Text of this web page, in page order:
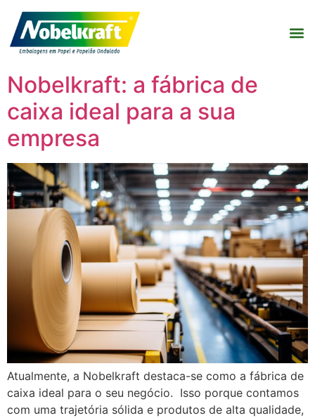
Nobelkraft: a fábrica de
caixa ideal para a sua
empresa
Atualmente, a Nobelkraft destaca-se como a fábrica de
caixa ideal para o seu negócio. Isso porque contamos
com uma trajetória sólida e produtos de alta qualidade,